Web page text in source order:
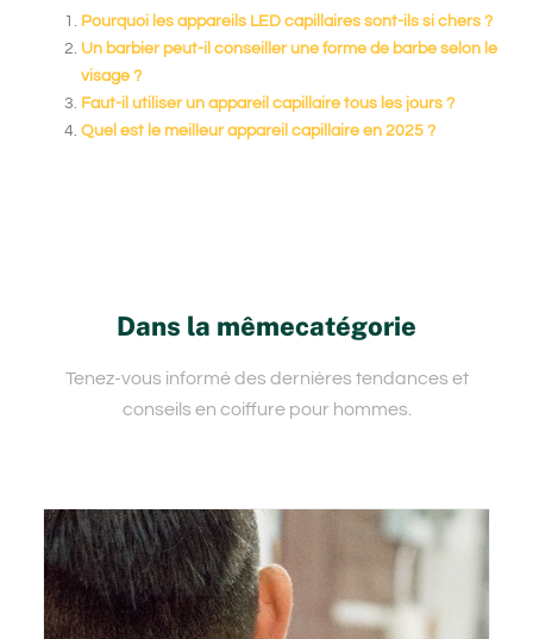
Pourquoi les appareils LED capillaires sont-ils si chers ?
Un barbier peut-il conseiller une forme de barbe selon le
visage ?
Faut-il utiliser un appareil capillaire tous les jours ?
Quel est le meilleur appareil capillaire en 2025 ?
Dans la mêmecatégorie
Tenez-vous informé des dernières tendances et
conseils en coiffure pour hommes.